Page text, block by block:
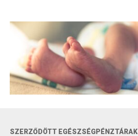
Testsúly optimalizálása
Menopauzális egészség
Modern ultrahang készülék
Távkonzultáció
Szakmai blog
SZERZŐDÖTT EGÉSZSÉGPÉNZTÁRAK